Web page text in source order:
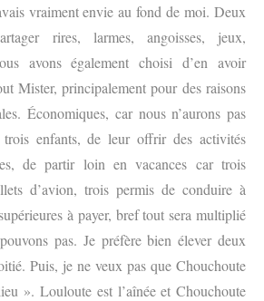
vraiment envie au fond de moi. Deux
rires, larmes, angoisses, jeux,
avons également choisi d’en avoir
Mister, principalement pour des raisons
Économiques, car nous n’aurons pas
enfants, de leur offrir des activités
de partir loin en vacances car trois
d’avion, trois permis de conduire à
à payer, bref tout sera multiplié
pas. Je préfère bien élever deux
Puis, je ne veux pas que Chouchoute
». Louloute est l’aînée et Chouchoute